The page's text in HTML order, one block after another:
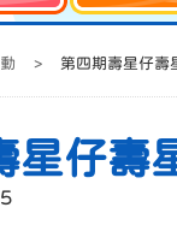
> 第四期壽星仔壽
星仔壽